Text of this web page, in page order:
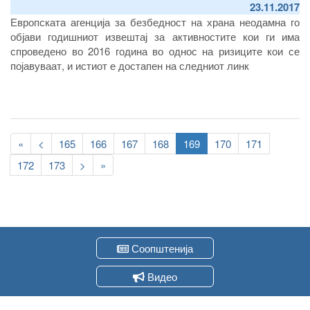
23.11.2017
Европската агенција за безбедност на храна неодамна го
објави годишниот извештај за активностите кои ги има
спроведено во 2016 година во однос на ризиците кои се
појавуваат, и истиот е достапен на следниот линк
Pagination
First
page
«
Previous
page
< Page
165 Page
166 Page
167 Page
168
Current
page
169 Page
170 Page
171
Page
172 Page
173
Следна
страна
>
Last
page
»
Соопштенија
Видео